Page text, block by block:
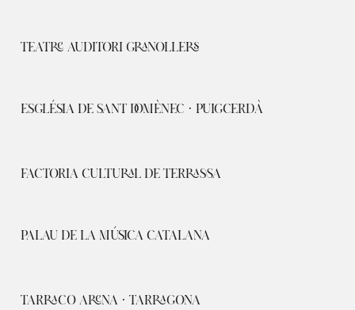
TEATRE AUDITORI GRANOLLERS
ESGLÉSIA DE SANT DOMÈNEC · PUIGCERDÀ
FACTORIA CULTURAL DE TERRASSA
PALAU DE LA MÚSICA CATALANA
TARRACO ARENA · TARRAGONA